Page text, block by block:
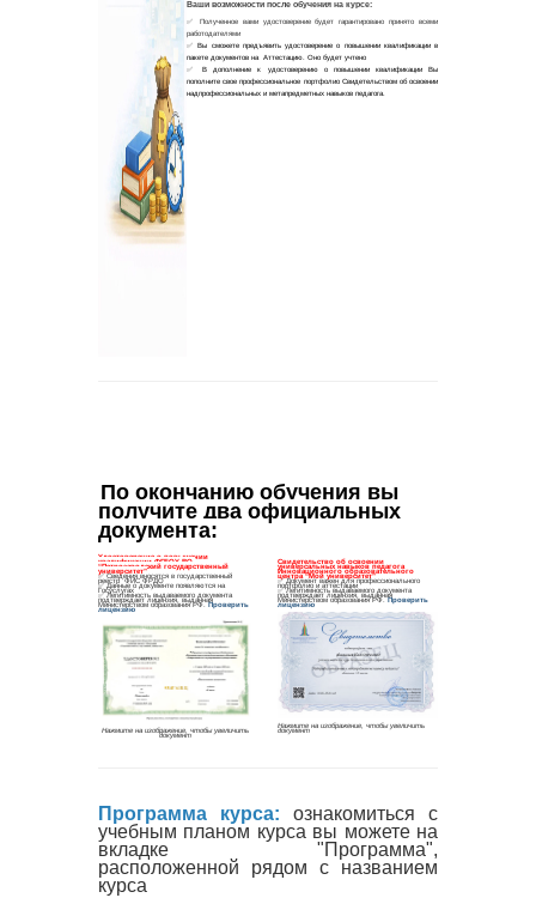
По окончанию обучения вы
получите два официальных
документа:
Программа курса: ознакомиться с
учебным планом курса вы можете на
вкладке "Программа",
расположенной рядом с названием
курса